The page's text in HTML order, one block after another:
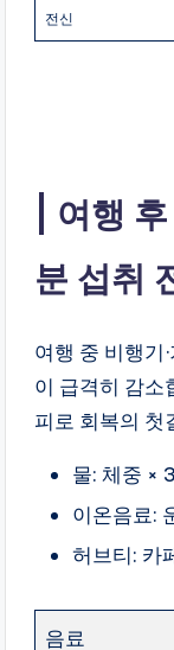
전신
여행
분 섭취
여행 중 비행기
이 급격히 감소
피로 회복의 첫
물: 체중 ×
이온음료:
허브티: 카
음료